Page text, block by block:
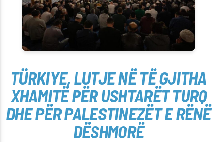
TÜRKIYE, LUTJE NË TË GJITHA
XHAMITË PËR USHTARËT TURQ
DHE PËR PALESTINEZËT E RËNË
DËSHMORË